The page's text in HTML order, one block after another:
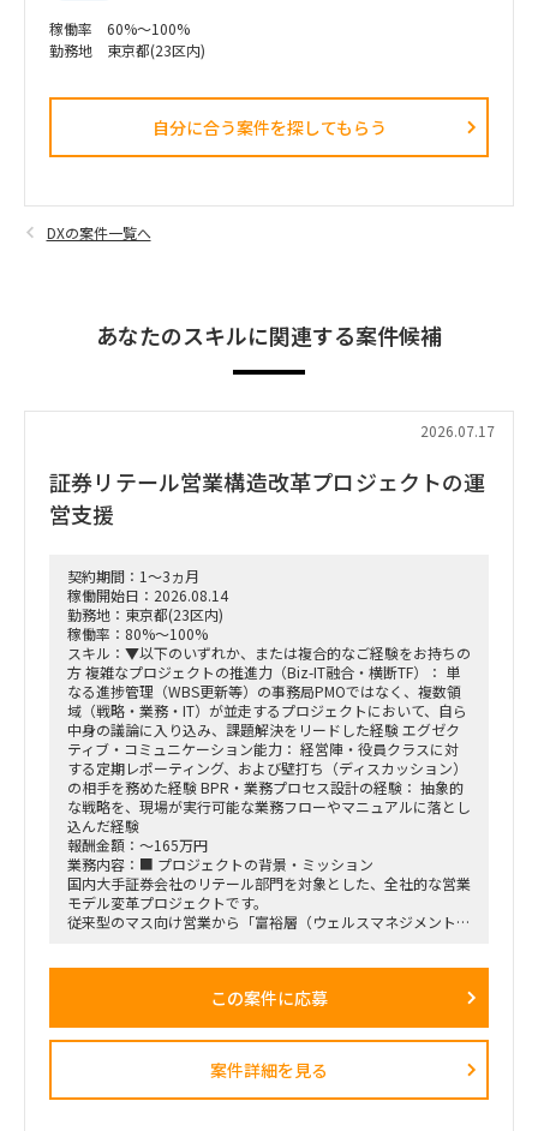
稼働率 60%～100%
勤務地 東京都(23区内)
自分に合う案件を探してもらう​
DXの案件一覧へ
あなたのスキルに関連する案件候補
2026.07.17
証券リテール営業構造改革プロジェクトの運
営支援
契約期間：1～3ヵ月
稼働開始日：2026.08.14
勤務地：東京都(23区内)
稼働率：80%～100%
スキル：▼以下のいずれか、または複合的なご経験をお持ちの
方 複雑なプロジェクトの推進力（Biz-IT融合・横断TF）： 単
なる進捗管理（WBS更新等）の事務局PMOではなく、複数領
域（戦略・業務・IT）が並走するプロジェクトにおいて、自ら
中身の議論に入り込み、課題解決をリードした経験 エグゼク
ティブ・コミュニケーション能力： 経営陣・役員クラスに対
する定期レポーティング、および壁打ち（ディスカッション）
の相手を務めた経験 BPR・業務プロセス設計の経験： 抽象的
な戦略を、現場が実行可能な業務フローやマニュアルに落とし
込んだ経験
報酬金額：～165万円
業務内容：■ プロジェクトの背景・ミッション
国内大手証券会社のリテール部門を対象とした、全社的な営業
モデル変革プロジェクトです。
従来型のマス向け営業から「富裕層（ウェルスマネジメント）
戦略ファームが描いた絵に留まらず、組織再編、営業プロセス
動変容までを一気通貫で実現することが本プロジェクトの最大
■ 担当いただくポジション・役割
この案件に応募
案件詳細を見る